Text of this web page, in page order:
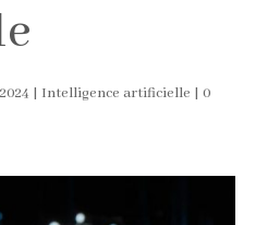
| Intelligence artificielle | 0